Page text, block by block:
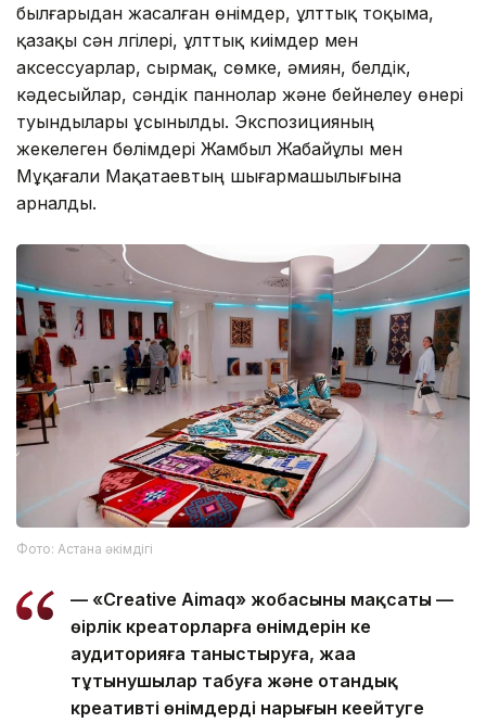
былғарыдан жасалған өнімдер, ұлттық тоқыма,
қазақы сән үлгілері, ұлттық киімдер мен
аксессуарлар, сырмақ, сөмке, әмиян, белдік,
кәдесыйлар, сәндік паннолар және бейнелеу өнері
туындылары ұсынылды. Экспозицияның
жекелеген бөлімдері Жамбыл Жабайұлы мен
Мұқағали Мақатаевтың шығармашылығына
арналды.
Фото: Астана әкімдігі
— «Creative Aimaq» жобасының мақсаты —
өңірлік креаторларға өнімдерін кең
аудиторияға таныстыруға, жаңа
тұтынушылар табуға және отандық
креативті өнімдердің нарығын кеңейтуге